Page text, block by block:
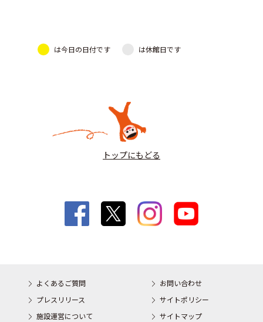
は今日の日付です は休館日です
トップにもどる
よくあるご質問
お問い合わせ
プレスリリース
サイトポリシー
施設運営について
サイトマップ